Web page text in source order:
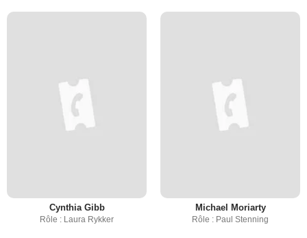
Cynthia Gibb
Rôle : Laura Rykker
Michael Moriarty
Rôle : Paul Stenning